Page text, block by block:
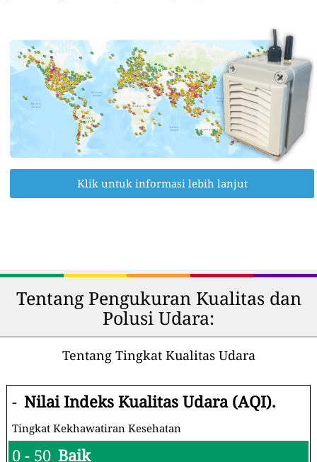
Klik untuk informasi lebih lanjut
Tentang Pengukuran Kualitas dan
Polusi Udara:
Tentang Tingkat Kualitas Udara
- Nilai Indeks Kualitas Udara (AQI).
Tingkat Kekhawatiran Kesehatan
0 - 50 Baik